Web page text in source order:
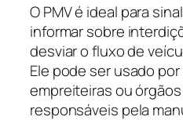
O PMV é ideal para
informar sobre
desviar o fluxo de
Ele pode ser usado
empreiteiras ou
responsáveis pela